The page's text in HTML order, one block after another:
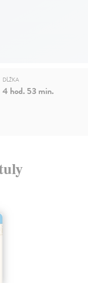
DĹŽKA
4 hod. 53 min.